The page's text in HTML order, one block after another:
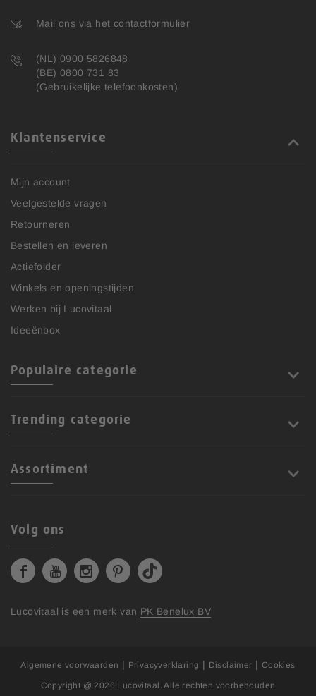
Mail ons via het contactformulier
(NL) 0900 5826848
(BE) 0800 731 83
(Gebruikelijke telefoonkosten)
Klantenservice
Mijn account
Veelgestelde vragen
Retourneren
Bestellen en leveren
Actiefolder
Winkels en openingstijden
Werken bij Lucovitaal
Ideeënbox
Populaire categorie
Trending categorie
Assortiment
Volg ons
Lucovitaal is een merk van PK Benelux BV
Copyright @ 2026 Lucovitaal . Alle rechten voorbehouden
Algemene voorwaarden | Privacyverklaring | Disclaimer | Cookies